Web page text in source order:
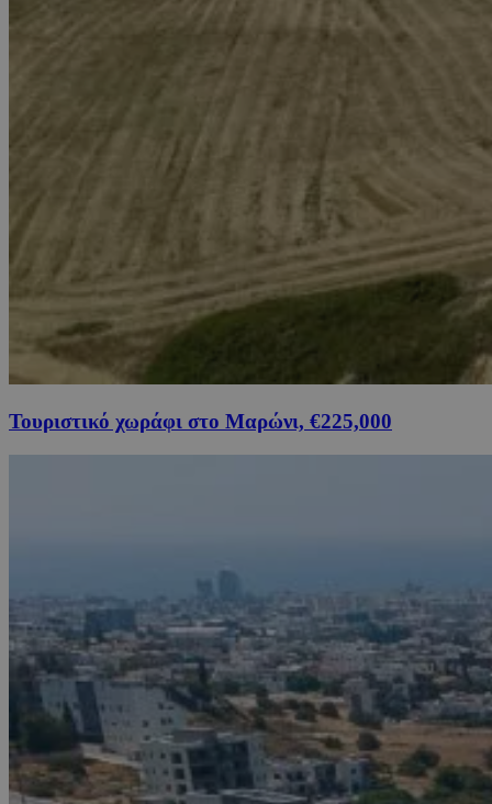
Τουριστικό χωράφι στο Μαρώνι, €225,000